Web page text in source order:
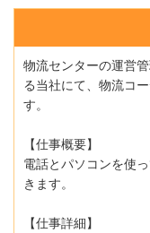
物流センターの運営
る当社にて、物流コ
す。
【仕事概要】
電話とパソコンを使
きます。
【仕事詳細】